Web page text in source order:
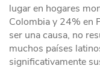
lugar en hogares
Colombia y 24% en
ser una causa, no
muchos países
significativamente